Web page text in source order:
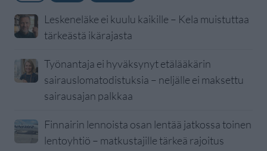
Leskeneläke ei kuulu kaikille – Kela muistuttaa
tärkeästä ikärajasta
Työnantaja ei hyväksynyt etälääkärin
sairauslomatodistuksia – neljälle ei maksettu
sairausajan palkkaa
Finnairin lennoista osan lentää jatkossa toinen
lentoyhtiö – matkustajille tärkeä rajoitus